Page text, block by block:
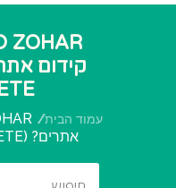
עמוד הבית
אתרים? (MANUAL COMPLETE)